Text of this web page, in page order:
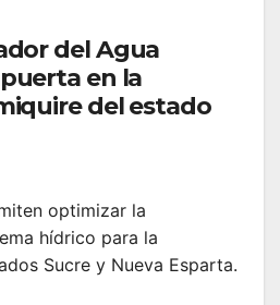
del Agua
en la
del estado
optimizar la
hídrico para la
Sucre y Nueva Esparta.